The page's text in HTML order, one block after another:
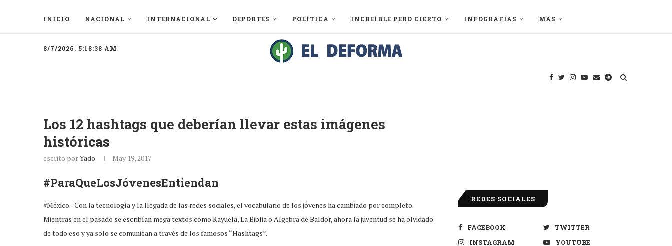
INICIO NACIONAL INTERNACIONAL DEPORTES POLÍTICA INCREÍBLE PERO CIERTO INFOGRAFÍAS MÁS
8/7/2026, 5:18:38 AM
Los 12 hashtags que deberían llevar estas imágenes
históricas
escrito porYado May 19, 2017
#ParaQueLosJóvenesEntiendan
#México.- Con la tecnología y la llegada de las redes sociales, el vocabulario de los jóvenes ha cambiado por completo.
Mientras en el pasado se escribían mega textos como Rayuela, La Biblia o Algebra de Baldor, ahora la juventud se ha olvidado
de todo eso y ya solo se comunican a través de los famosos “Hashtags”.
REDES SOCIALES
FACEBOOK
TWITTER
INSTAGRAM
YOUTUBE